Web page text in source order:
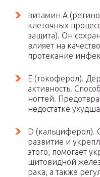
витамин А
клеточных
защита). Он
влияет на
протекание
Е (токоферол).
активность.
ногтей.
недостатке
D (кальциферол).
развитие и
этого, помогает
щитовидной
рака, а также